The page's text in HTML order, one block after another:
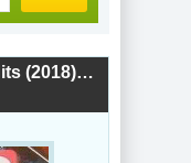
Top Of The Best Dance Hits (2018) скачать торрент